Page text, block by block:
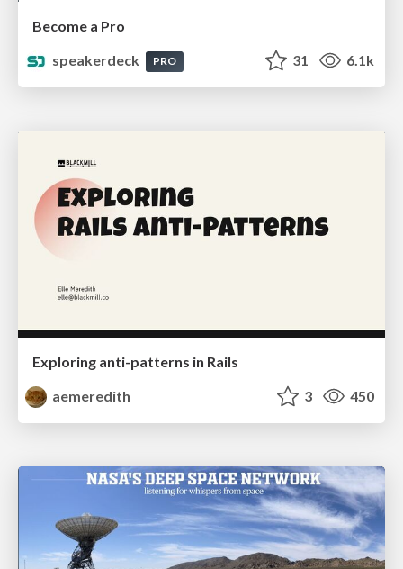
Become a Pro
speakerdeck
PRO 31 6.1k
Exploring anti-patterns in Rails
aemeredith
3 450